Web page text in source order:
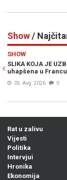
Show/
SPREMNA
otkrila da je
Prije 17h
Rat u zalivu
Vijesti
Politika
Intervjui
Hronika
Ekonomija